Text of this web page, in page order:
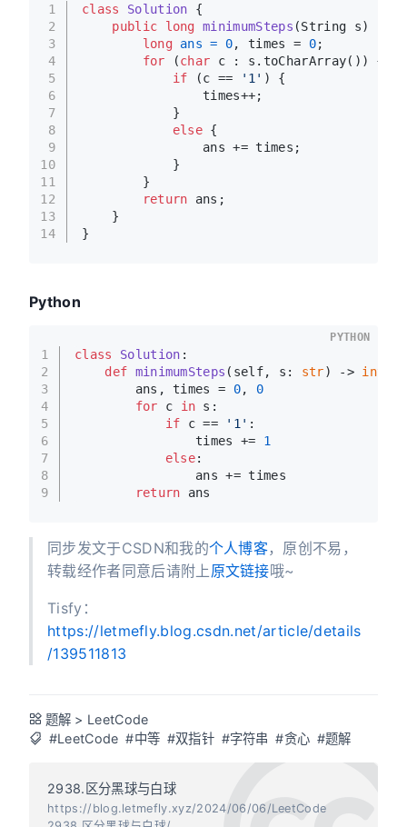
1
2
3
4
5
6
7
8
9
10
11
12
13
14
class Solution {
public
long minimumSteps (String s)
long ans = 0, times = 0;
for (char c : s.toCharArray()) {
if (c == '1' ) {
                times++;
            }
else {
                ans += times;
            }
        }
return ans;
    }
}
Python
1
2
3
4
5
6
7
8
9
class Solution :
def minimumSteps ( self, s: str) -> int
        ans, times =
0, 0
for c in s:
if c == '1' :
                times +=
1
else:
                ans += times
return ans
PYTHON
同步发文于CSDN和我的个人博客，原创不易，
转载经作者同意后请附上 原文链接哦~
Tisfy：
https://letmefly.blog.csdn.net/article/details
/139511813
题解 > LeetCode
#LeetCode #中等 #双指针 #字符串 #贪心 #题解
2938.区分黑球与白球
https://blog.letmefly.xyz/2024/06/06/LeetCode